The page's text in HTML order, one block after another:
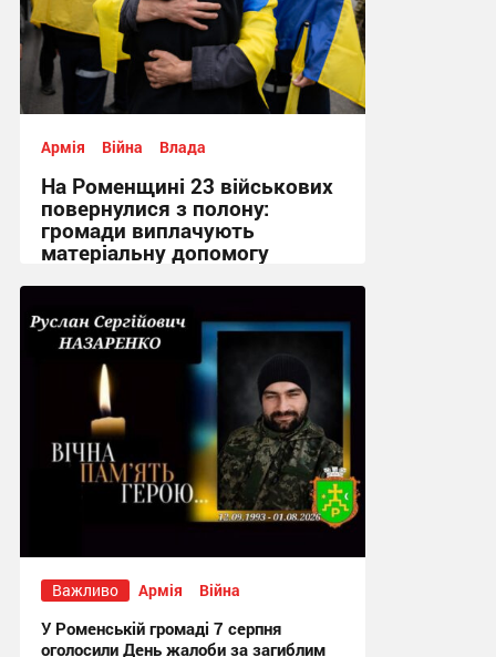
Армія Війна Влада
На Роменщині 23 військових
повернулися з полону:
громади виплачують
матеріальну допомогу
12:02 вчора
Важливо Армія Війна
У Роменській громаді 7 серпня
оголосили День жалоби за загиблим